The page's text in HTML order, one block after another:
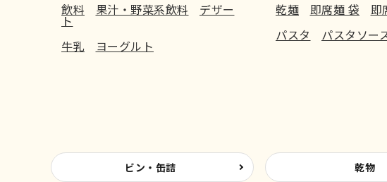
飲料 果汁・野菜系飲料 デザー
ト
牛乳
ヨーグルト
乾麺 即席麺 袋
即
パスタ
パスタソー
ビン・缶詰 乾物